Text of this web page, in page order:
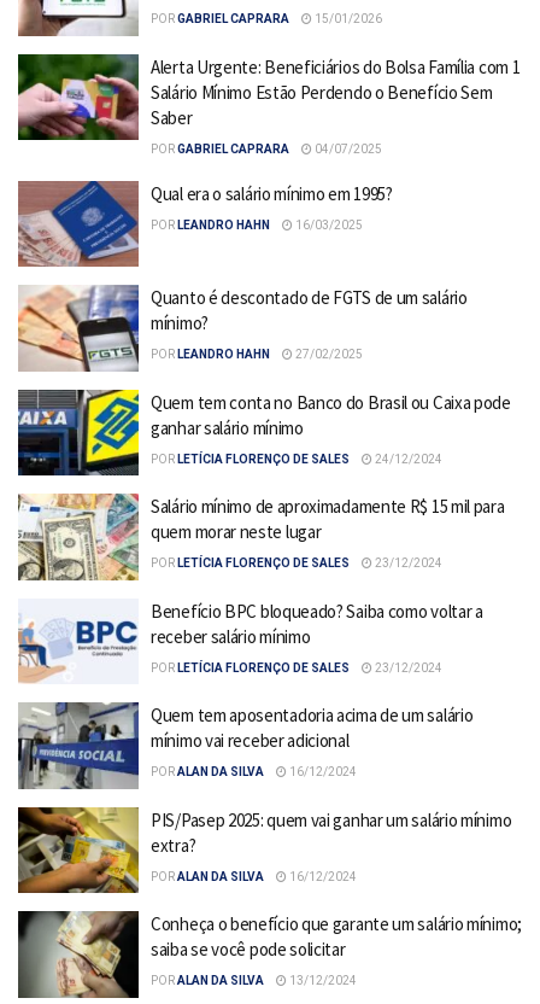
PORGABRIEL CAPRARA 15/01/2026
Alerta Urgente: Beneficiários do Bolsa Família com 1
Salário Mínimo Estão Perdendo o Benefício Sem
Saber
PORGABRIEL CAPRARA 04/07/2025
Qual era o salário mínimo em 1995?
POR LEANDRO HAHN 16/03/2025
Quanto é descontado de FGTS de um salário
mínimo?
POR LEANDRO HAHN 27/02/2025
Quem tem conta no Banco do Brasil ou Caixa pode
ganhar salário mínimo
POR LETÍCIA FLORENÇO DE SALES 24/12/2024
Salário mínimo de aproximadamente R$ 15 mil para
quem morar neste lugar
POR LETÍCIA FLORENÇO DE SALES 23/12/2024
Benefício BPC bloqueado? Saiba como voltar a
receber salário mínimo
POR LETÍCIA FLORENÇO DE SALES 23/12/2024
Quem tem aposentadoria acima de um salário
mínimo vai receber adicional
PORALAN DA SILVA 16/12/2024
PIS/Pasep 2025: quem vai ganhar um salário mínimo
extra?
PORALAN DA SILVA 16/12/2024
Conheça o benefício que garante um salário mínimo;
saiba se você pode solicitar
PORALAN DA SILVA 13/12/2024